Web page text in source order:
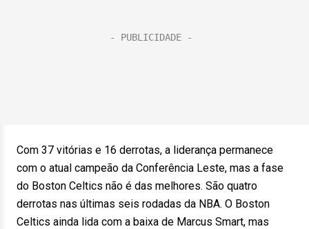
Com 37 vitórias e 16 derrotas, a liderança permanece
com o atual campeão da Conferência Leste, mas a fase
do Boston Celtics não é das melhores. São quatro
derrotas nas últimas seis rodadas da NBA. O Boston
Celtics ainda lida com a baixa de Marcus Smart, mas